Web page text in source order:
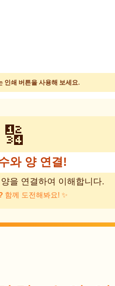
인쇄 버튼을 사용해 보세요.
🔢
와 양 연결!
을 연결하여 이해합니다.
함께 도전해봐요! ✨